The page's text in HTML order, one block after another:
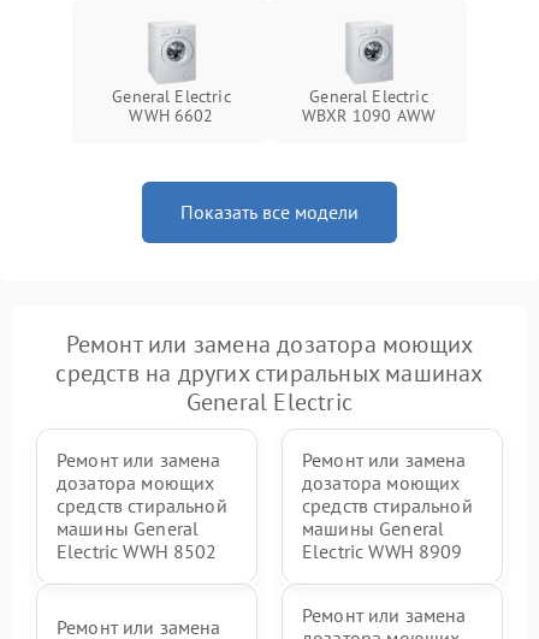
General Electric
WWH 6602
General Electric
WBXR 1090 AWW
Показать все модели
Ремонт или замена дозатора моющих
средств на других стиральных машинах
General Electric
Ремонт или замена
дозатора моющих
средств стиральной
машины General
Electric WWH 8502
Ремонт или замена
дозатора моющих
средств стиральной
машины General
Electric WWH 8909
Ремонт или замена
Ремонт или замена